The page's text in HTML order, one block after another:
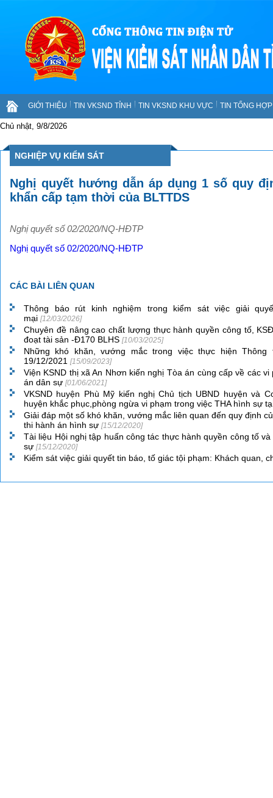
GIỚI THIỆU TIN VKSND TỈNH TIN VKSND KHU VỰC TIN TỔNG
Chủ nhật, 9/8/2026
NGHIỆP VỤ KIỂM SÁT
Nghị quyết hướng dẫn áp dụng 1 số quy
khẩn cấp tạm thời của BLTTDS
Nghị quyết số 02/2020/NQ-HĐTP
Nghị quyết số 02/2020/NQ-HĐTP
CÁC BÀI LIÊN QUAN
Thông báo rút kinh nghiệm trong kiểm sát việc giải
mại [12/03/2026]
Chuyên đề nâng cao chất lượng thực hành quyền công tố,
đoạt tài sản -Đ170 BLHS [10/03/2025]
Những khó khăn, vướng mắc trong việc thực hiện
19/12/2021 [15/09/2023]
Viện KSND thị xã An Nhơn kiến nghị Tòa án cùng cấp về các
án dân sự [01/06/2021]
VKSND huyện Phù Mỹ kiến nghị Chủ tịch UBND huyện và
huyện khắc phục,phòng ngừa vi phạm trong việc THA hình sự
Giải đáp một số khó khăn, vướng mắc liên quan đến quy định
thi hành án hình sự [15/12/2020]
Tài liệu Hội nghị tập huấn công tác thực hành quyền công tố
sự [15/12/2020]
Kiểm sát việc giải quyết tin báo, tố giác tội phạm: Khách quan,